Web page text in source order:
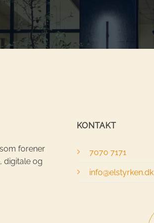
forener
digitale og
KONTAKT
7070 7171
info@elstyrken.dk